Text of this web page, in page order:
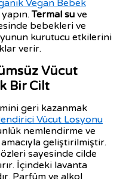
Vegan Bebek
Termal su ve
bebekleri ve
kurutucu etkilerini
verir.
Vücut
Bir Cilt
geri kazanmak
Vücut Losyonu
nemlendirme ve
geliştirilmiştir.
özleri sayesinde cilde
İçindeki lavanta
Parfüm ve alkol